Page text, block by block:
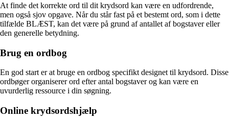
At finde det korrekte ord til dit krydsord kan være en udfordrende,
men også sjov opgave. Når du står fast på et bestemt ord, som i dette
tilfælde BLÆST, kan det være på grund af antallet af bogstaver eller
den generelle betydning.
Brug en ordbog
En god start er at bruge en ordbog specifikt designet til krydsord. Disse
ordbøger organiserer ord efter antal bogstaver og kan være en
uvurderlig ressource i din søgning.
Online krydsordshjælp